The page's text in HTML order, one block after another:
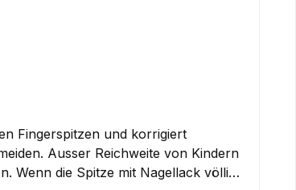
Fingerspitzen und korrigiert
Ausser Reichweite von Kindern
Wenn die Spitze mit Nagellack völlig